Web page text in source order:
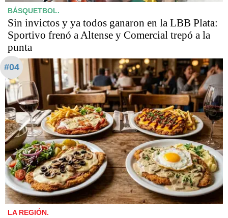
BÁSQUETBOL.
Sin invictos y ya todos ganaron en la LBB Plata:
Sportivo frenó a Altense y Comercial trepó a la
punta
#04
LA REGIÓN.